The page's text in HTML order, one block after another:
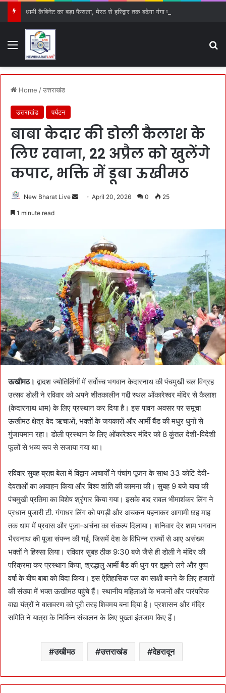
Menu
Home /उत्तराखंड
उत्तराखंड पर्यटन
बाबा केदार की डोली कैलाश के
लिए रवाना, 22 अप्रैल को खुलेंगे
कपाट, भक्ति में डूबा ऊखीमठ
New Bharat Live
e
m
a
i
l
April 20, 2026 0 25
1 minute read
ऊखीमठ। द्वादश ज्योतिर्लिंगों में सर्वोच्च भगवान केदारनाथ की पंचमुखी चल विग्रह
उत्सव डोली ने रविवार को अपने शीतकालीन गद्दी स्थल ओंकारेश्वर मंदिर से कैलाश
(केदारनाथ धाम) के लिए प्रस्थान कर दिया है। इस पावन अवसर पर समूचा
ऊखीमठ क्षेत्र वेद ऋचाओं, भक्तों के जयकारों और आर्मी बैंड की मधुर धुनों से
गुंजायमान रहा। डोली प्रस्थान के लिए ओंकारेश्वर मंदिर को 8 कुंतल देशी-विदेशी
फूलों से भव्य रूप से सजाया गया था।
रविवार सुबह ब्रह्म बेला में विद्वान आचार्यों ने पंचांग पूजन के साथ 33 कोटि देवी-
देवताओं का आवाहन किया और विश्व शांति की कामना की। सुबह 9 बजे बाबा की
पंचमुखी प्रतिमा का विशेष श्रृंगार किया गया। इसके बाद रावल भीमाशंकर लिंग ने
प्रधान पुजारी टी. गंगाधर लिंग को पगड़ी और अचकन पहनाकर आगामी छह माह
तक धाम में प्रवास और पूजा-अर्चना का संकल्प दिलाया। शनिवार देर शाम भगवान
भैरवनाथ की पूजा संपन्न की गई, जिसमें देश के विभिन्न राज्यों से आए असंख्य
भक्तों ने हिस्सा लिया। रविवार सुबह ठीक 9:30 बजे जैसे ही डोली ने मंदिर की
परिक्रमा कर प्रस्थान किया, श्रद्धालु आर्मी बैंड की धुन पर झूमने लगे और पुष्प
वर्षा के बीच बाबा को विदा किया। इस ऐतिहासिक पल का साक्षी बनने के लिए हजारों
की संख्या में भक्त ऊखीमठ पहुंचे हैं। स्थानीय महिलाओं के भजनों और पारंपरिक
वाद्य यंत्रों ने वातावरण को पूरी तरह शिवमय बना दिया है। प्रशासन और मंदिर
समिति ने यात्रा के निर्विघ्न संचालन के लिए पुख्ता इंतजाम किए हैं।
उखीमठ उत्तराखंड देहरादून